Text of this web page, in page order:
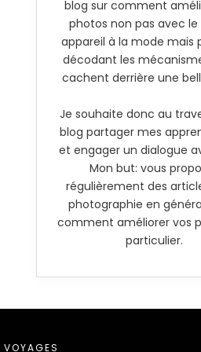
blog sur comment
photos non pas avec le
appareil à la mode mais
décodant les
cachent derrière une
Je souhaite donc au
blog partager mes
et engager un dialogue
Mon but: vous
régulièrement des
photographie en
comment améliorer vos
particulier.
VOYAGES